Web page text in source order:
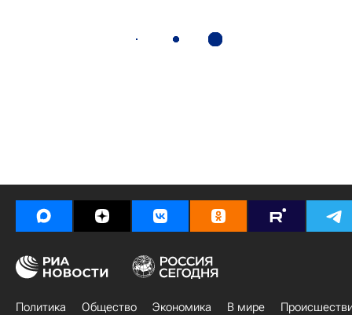
Политика Общество Экономика В мире